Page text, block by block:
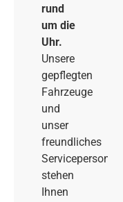
rund
um die
Uhr.
Unsere
gepflegten
Fahrzeuge
und
unser
freundliches
Servicepersonal
stehen
Ihnen